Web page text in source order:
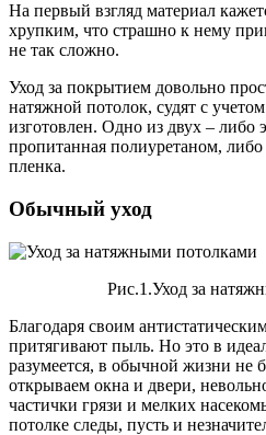
На первый взгляд материал
хрупким, что страшно к нему
не так сложно.
Уход за покрытием довольно
натяжной потолок, судят с
изготовлен. Одно из двух – либо
пропитанная полиуретаном,
пленка.
Обычный уход
Рис.1.Уход за
Благодаря своим
притягивают пыль. Но это в
разумеется, в обычной жизни не
открываем окна и двери,
частички грязи и мелких
потолке следы, пусть и